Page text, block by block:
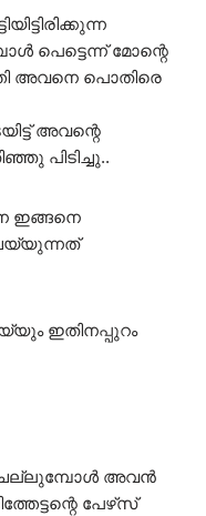
പെട്ടെന്ന് മോന്റെ
അവനെ പൊതിരെ
അവന്റെ
പിടിച്ചു..
ഇങ്ങനെ
ഇതിനപ്പുറം
അവൻ
പേഴ്‌സ്